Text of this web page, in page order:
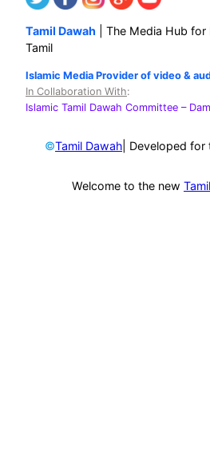
Tamil Dawah | The Media Hub
Tamil
Islamic Media Provider of video &
In Collaboration With:
Islamic Tamil Dawah Committee –
©Tamil Dawah | Developed
Welcome to the new